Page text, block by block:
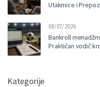
Utakmice i
08/07/2026
Bankroll
Praktičan vodič
Kategorije